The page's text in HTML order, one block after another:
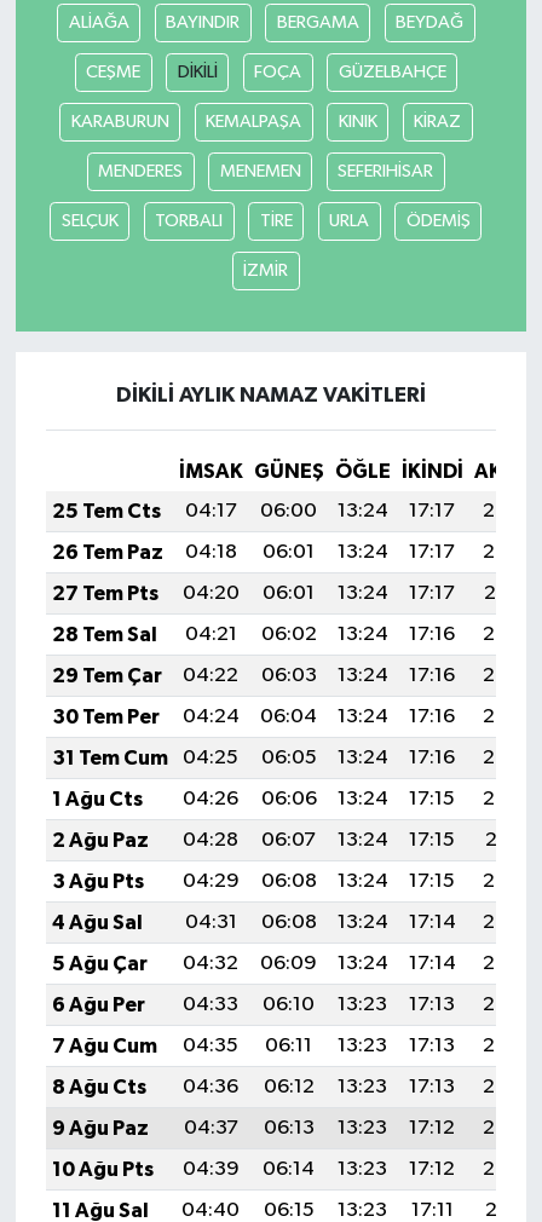
ALİAĞA BAYINDIR BERGAMA BEYDAĞ
CEŞME DİKİLİ FOÇA GÜZELBAHÇE
KARABURUN KEMALPAŞA KINIK KİRAZ
MENDERES MENEMEN SEFERIHİSAR
SELÇUK TORBALI TİRE URLA ÖDEMİŞ
İZMİR
DİKİLİ AYLIK NAMAZ VAKITLERI
İMSAK GÜNEŞ ÖĞLE İKINDI
25 Tem Cts
04:17 06:00 13:24 17:17
20:38
26 Tem Paz
04:18 06:01 13:24 17:17
20:38
27 Tem Pts
04:20 06:01 13:24 17:17
20:37
28 Tem Sal
04:21 06:02 13:24 17:16
20:36
29 Tem Çar
04:22 06:03 13:24 17:16
20:35
30 Tem Per
04:24 06:04 13:24 17:16
20:34
31 Tem Cum
04:25 06:05 13:24 17:16
20:33
1 Ağu Cts
04:26 06:06 13:24 17:15
20:32
2 Ağu Paz
04:28 06:07 13:24 17:15
20:31
3 Ağu Pts
04:29 06:08 13:24 17:15
20:30
4 Ağu Sal
04:31 06:08 13:24 17:14
20:29
5 Ağu Çar
04:32 06:09 13:24 17:14
20:28
6 Ağu Per
04:33 06:10 13:23 17:13
20:27
7 Ağu Cum
04:35 06:11 13:23 17:13
20:26
8 Ağu Cts
04:36 06:12 13:23 17:13
20:24
9 Ağu Paz
04:37 06:13 13:23 17:12
20:23
10 Ağu Pts
04:39 06:14 13:23 17:12
20:22
11 Ağu Sal
04:40 06:15 13:23 17:11
20:21